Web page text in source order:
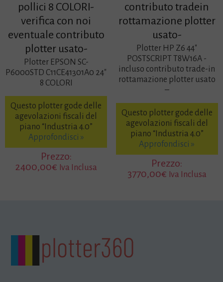
pollici 8 COLORI-
verifica con noi
eventuale contributo
plotter usato-
Plotter EPSON SC-
P6000STD C11CE41301A0 24″
8 COLORI
Questo plotter gode delle
agevolazioni fiscali del
piano “Industria 4.0”
Approfondisci »
Prezzo:
2400,00€ Iva Inclusa
contributo tradein
rottamazione plotter
usato-
Plotter HP Z6 44″
POSTSCRIPT T8W16A -
incluso contributo trade-in
rottamazione plotter usato
–
Questo plotter gode delle
agevolazioni fiscali del
piano “Industria 4.0”
Approfondisci »
Prezzo:
3770,00€ Iva Inclusa